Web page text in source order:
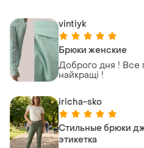
vintiyk
Брюки женские
Доброго дня ! Все
найкращі !
iricha-sko
Стильные брюки
этикетка